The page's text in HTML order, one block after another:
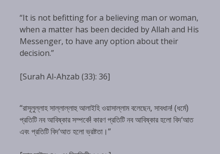
“It is not befitting for a believing man or woman,
when a matter has been decided by Allah and His
Messenger, to have any option about their
decision.”
[Surah Al-Ahzab (33): 36]
“রাসূলুল্লাহ সাল্লাল্লাহু আলাইহি ওয়াসাল্লাম বলেছেন, সাবধান! (ধর্মে)
প্রতিটি নব আবিষ্কার সম্পর্কে! কারণ প্রতিটি নব আবিষ্কার হলো বিদ‘আত
এবং প্রতিটি বিদ‘আত হলো ভ্রষ্টতা।”